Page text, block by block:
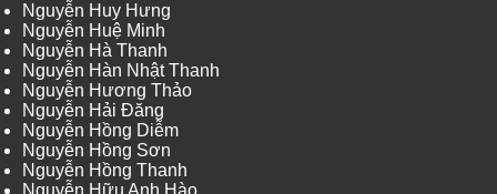
Nguyễn Huy Hưng
Nguyễn Huệ Minh
Nguyễn Hà Thanh
Nguyễn Hàn Nhật Thanh
Nguyễn Hương Thảo
Nguyễn Hải Đăng
Nguyễn Hồng Diễm
Nguyễn Hồng Sơn
Nguyễn Hồng Thanh